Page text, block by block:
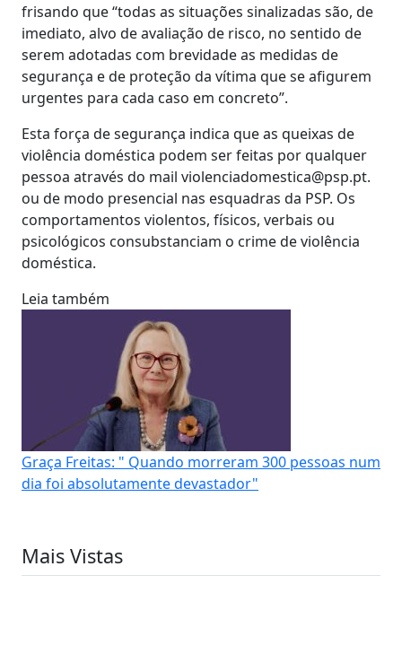
frisando que “todas as situações sinalizadas são, de
imediato, alvo de avaliação de risco, no sentido de
serem adotadas com brevidade as medidas de
segurança e de proteção da vítima que se afigurem
urgentes para cada caso em concreto”.
Esta força de segurança indica que as queixas de
violência doméstica podem ser feitas por qualquer
pessoa através do mail violenciadomestica@psp.pt.
ou de modo presencial nas esquadras da PSP. Os
comportamentos violentos, físicos, verbais ou
psicológicos consubstanciam o crime de violência
doméstica.
Leia também
Graça Freitas: " Quando morreram 300 pessoas num
dia foi absolutamente devastador"
Mais Vistas